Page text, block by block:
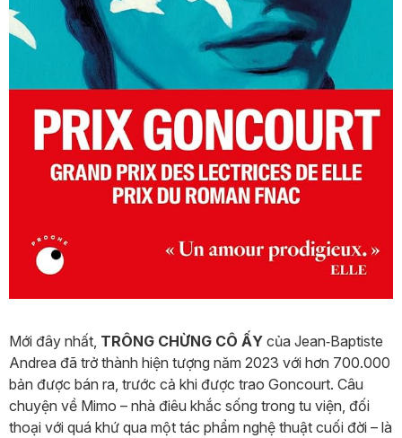
Mới đây nhất, TRÔNG CHỪNG CÔ ẤY của Jean‑Baptiste
Andrea đã trở thành hiện tượng năm 2023 với hơn 700.000
bản được bán ra, trước cả khi được trao Goncourt. Câu
chuyện về Mimo – nhà điêu khắc sống trong tu viện, đối
thoại với quá khứ qua một tác phẩm nghệ thuật cuối đời – là